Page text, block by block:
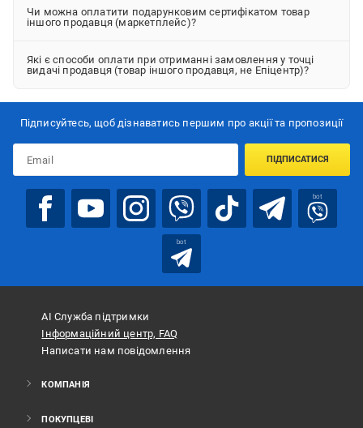
Чи можна оплатити подарунковим сертифікатом товар
іншого продавця (маркетплейс)?
Які є способи оплати при отриманні замовлення у точці
видачі продавця (товар іншого продавця, не Епіцентр)?
Підписуйтесь, щоб дізнаватись першим про акції та пропозиції
ПІДПИСАТИСЯ
bot
bot
АІ Служба підтримки
Інформаційний центр, FAQ
Написати нам повідомлення
КОМПАНІЯ
ПОКУПЦЕВІ